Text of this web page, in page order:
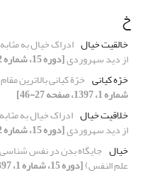
خ
خالقیت خیال ادراک خیال به
از دید سهروردی[دوره 15، شماره 2، 1397، صفحه 39-56]
خرّه کیانی خرّة کیانی بالاترین
شماره 1، 1397، صفحه 27-46]
خلاقیت خیال ادراک خیال به
از دید سهروردی[دوره 15، شماره 2، 1397، صفحه 39-56]
خیال جایگاه بدن در نفس
علم النفس)[دوره 15، شماره 1، 1397، صفحه 151-171]